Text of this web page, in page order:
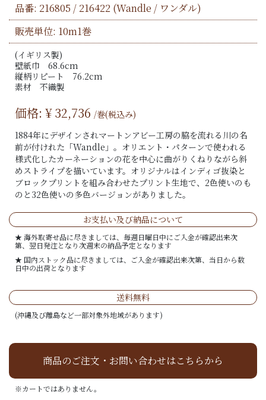
品番: 216805 / 216422 (Wandle / ワンダル)
販売単位: 10m1巻
(イギリス製)
壁紙巾 68.6cm
縦柄リピート 76.2cm
素材 不織製
価格: ¥32,736 /巻(税込み)
1884年にデザインされマートンアビー工房の脇を流れる川の名
前が付けれた「Wandle」。オリエント・パターンで使われる
様式化したカーネーションの花を中心に曲がりくねりながら斜
めストライプを描いています。オリジナルはインディゴ抜染と
ブロックプリントを組み合わせたプリント生地で、2色使いのも
のと32色使いの多色バージョンがありました。
お支払い及び納品について
★ 海外取寄せ品に尽きましては、毎週日曜日中にご入金が確認出来次
第、翌日発注となり次週末の納品予定となります
★ 国内ストック品に尽きましては、ご入金が確認出来次第、当日から数
日中の出荷となります
送料無料
(沖縄及び離島など一部対象外地域があります)
商品のご注文・お問い合わせはこちらから
※カートではありません。